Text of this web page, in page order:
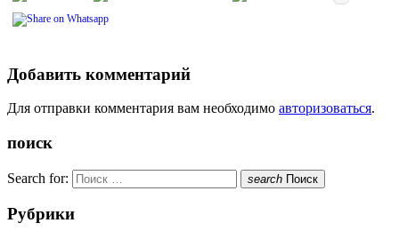
Добавить комментарий
Для отправки комментария вам необходимо авторизоваться.
поиск
Search for: search Поиск
Рубрики